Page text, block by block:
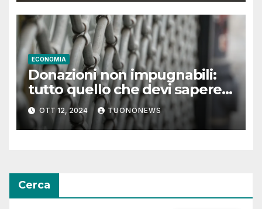
ECONOMIA
Donazioni non impugnabili:
tutto quello che devi sapere
per fare la scelta giusta
OTT 12, 2024 TUONONEWS
Cerca